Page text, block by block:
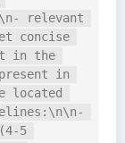
relevant
concise
in the
in
located
5